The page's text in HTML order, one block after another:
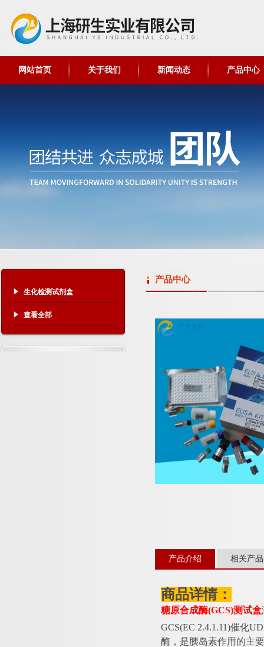
网站首页 关于我们 新闻动态 产品中心
生化检测试剂盒
查看全部
产品中心
产品介绍 相关产品
商品详情：
糖原合成酶(GCS)测试盒
GCS(EC 2.4.1.11)催化
酶，是胰岛素作用的主